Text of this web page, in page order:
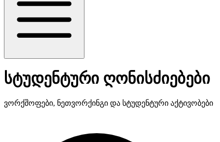
სტუდენტური ღონისძიებები
ვორქშოფები, ნეთვორქინგი და სტუდენტური აქტივობები